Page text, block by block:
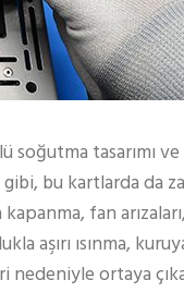
tasarımı ve
bu kartlarda da
fan
aşırı ısınma,
nedeniyle ortaya